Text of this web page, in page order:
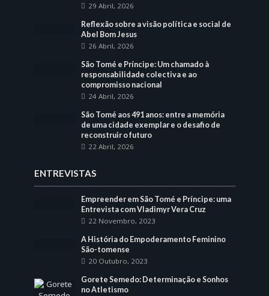
29 Abril, 2026
Reflexão sobre a visão política e social de
Abel Bom Jesus
26 Abril, 2026
São Tomé e Príncipe: Um chamado à
responsabilidade colectiva e ao
compromisso nacional
24 Abril, 2026
São Tomé aos 491 anos: entre a memória
de uma cidade exemplar e o desafio de
reconstruir o futuro
22 Abril, 2026
ENTREVISTAS
Empreender em São Tomé e Príncipe: uma
Entrevista com Vladimyr Vera Cruz
22 Novembro, 2023
A História do Empoderamento Feminino
São-tomense
20 Outubro, 2023
Gorete Semedo: Determinação e Sonhos
no Atletismo